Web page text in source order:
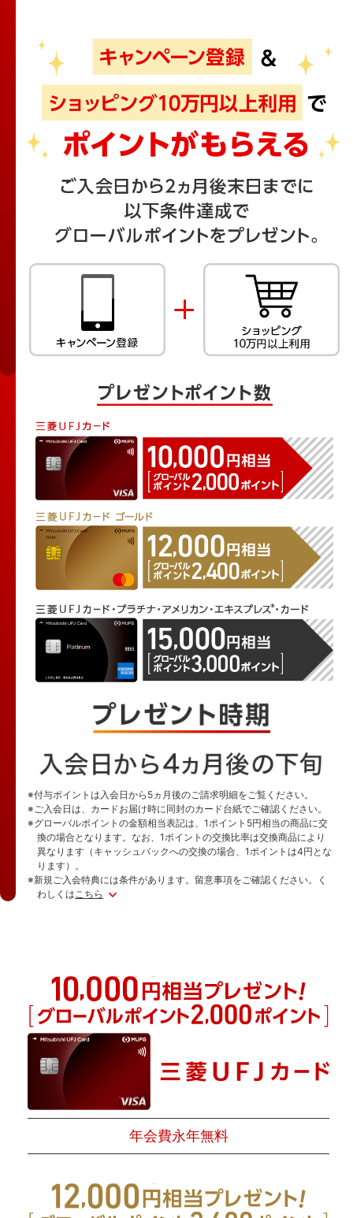
※付与ポイントは入会日から5ヵ月後のご請求明細をご覧ください。
※ご入会日は、カードお届け時に同封のカード台紙でご確認ください。
※グローバルポイントの金額相当表記は、1ポイント5円相当の商品に交
換の場合となります。なお、1ポイントの交換比率は交換商品により
異なります（キャッシュバックへの交換の場合、1ポイントは4円とな
ります）。
※新規ご入会特典には条件があります。留意事項をご確認ください。く
わしくは こちら
年会費永年無料